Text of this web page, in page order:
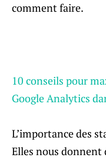
comment faire.
10 conseils pour
Google Analytics
L’importance des
Elles nous donnent